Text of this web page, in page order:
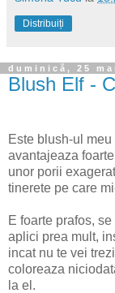
Distribuiți
duminică, 25
Blush Elf -
Este blush-ul
avantajeaza
unor porii
tinerete pe care
E foarte prafos,
aplici prea mult,
incat nu te vei
coloreaza
la el.